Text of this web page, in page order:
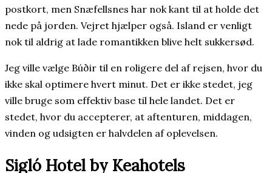
postkort, men Snæfellsnes har nok kant til at holde det
nede på jorden. Vejret hjælper også. Island er venligt
nok til aldrig at lade romantikken blive helt sukkersød.
Jeg ville vælge Búðir til en roligere del af rejsen, hvor du
ikke skal optimere hvert minut. Det er ikke stedet, jeg
ville bruge som effektiv base til hele landet. Det er
stedet, hvor du accepterer, at aftenturen, middagen,
vinden og udsigten er halvdelen af oplevelsen.
Sigló Hotel by Keahotels